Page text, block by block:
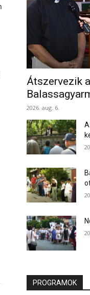
Átszervezik
2026. aug. 6.
PROGRAMOK